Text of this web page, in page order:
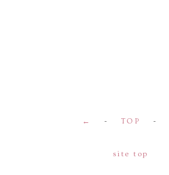
← - TOP -
site top